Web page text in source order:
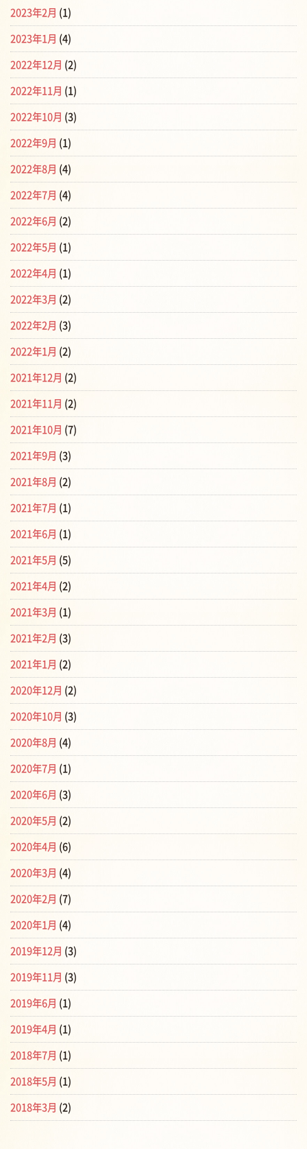
2023年2月 (1)
2023年1月 (4)
2022年12月 (2)
2022年11月 (1)
2022年10月 (3)
2022年9月 (1)
2022年8月 (4)
2022年7月 (4)
2022年6月 (2)
2022年5月 (1)
2022年4月 (1)
2022年3月 (2)
2022年2月 (3)
2022年1月 (2)
2021年12月 (2)
2021年11月 (2)
2021年10月 (7)
2021年9月 (3)
2021年8月 (2)
2021年7月 (1)
2021年6月 (1)
2021年5月 (5)
2021年4月 (2)
2021年3月 (1)
2021年2月 (3)
2021年1月 (2)
2020年12月 (2)
2020年10月 (3)
2020年8月 (4)
2020年7月 (1)
2020年6月 (3)
2020年5月 (2)
2020年4月 (6)
2020年3月 (4)
2020年2月 (7)
2020年1月 (4)
2019年12月 (3)
2019年11月 (3)
2019年6月 (1)
2019年4月 (1)
2018年7月 (1)
2018年5月 (1)
2018年3月 (2)